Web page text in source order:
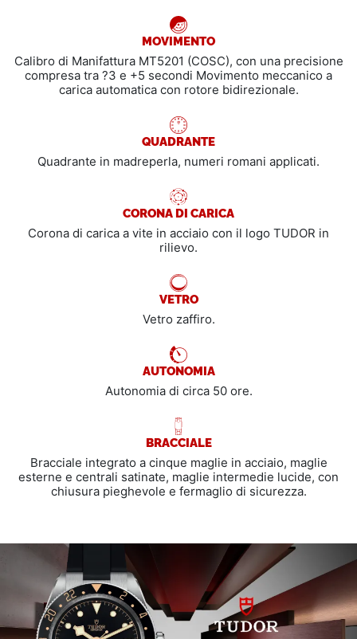
MOVIMENTO
Calibro di Manifattura MT5201 (COSC), con una precisione
compresa tra ?3 e +5 secondi Movimento meccanico a
carica automatica con rotore bidirezionale.
QUADRANTE
Quadrante in madreperla, numeri romani applicati.
CORONA DI CARICA
Corona di carica a vite in acciaio con il logo TUDOR in
rilievo.
VETRO
Vetro zaffiro.
AUTONOMIA
Autonomia di circa 50 ore.
BRACCIALE
Bracciale integrato a cinque maglie in acciaio, maglie
esterne e centrali satinate, maglie intermedie lucide, con
chiusura pieghevole e fermaglio di sicurezza.